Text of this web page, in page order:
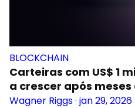
BLOCKCHAIN
Carteiras com US$ 1
a crescer após
Wagner Riggs· jan 29, 2026